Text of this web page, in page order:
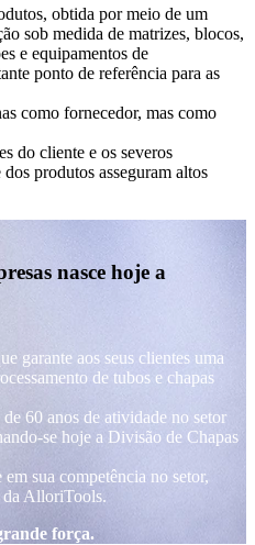
obtida por meio de um
sob medida de matrizes, blocos,
e equipamentos de
ponto de referência para as
como fornecedor, mas como
do cliente e os severos
produtos asseguram altos
nasce hoje a
garante aos seus clientes uma
de tubos e chapas
60 anos de atividade no setor
se hoje a Divisão de Chapas
sua competência no setor,
da AlloriTools.
força.